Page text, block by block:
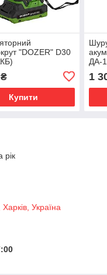
"DOZER" D30
Купити
ДА-
1
рік
Україна